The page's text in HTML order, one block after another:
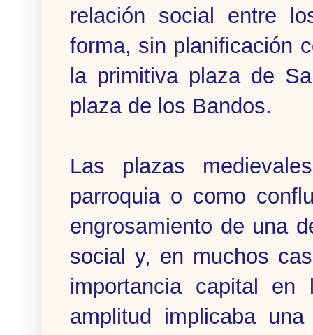
relación social entre
forma, sin planificación
la primitiva plaza de
plaza de los Bandos.
Las plazas
parroquia o como
engrosamiento de una
social y, en muchos
importancia capital
amplitud implicaba